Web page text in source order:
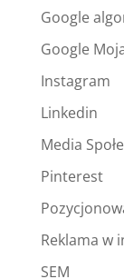
Google
Google
Instagram
Linkedin
Media
Pinterest
Reklama w
SEM